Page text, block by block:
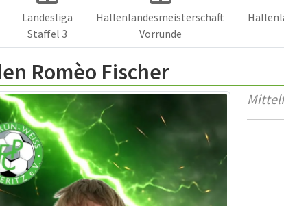
Landesliga
Staffel 3
Hallenlandesmeisterschaft
Vorrunde
Romèo Fischer